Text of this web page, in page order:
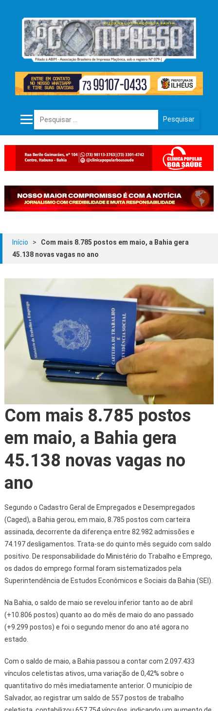
Pesquisar por:
Início >
Com mais 8.785 postos em maio, a Bahia gera
45.138 novas vagas no ano
Com mais 8.785 postos
em maio, a Bahia gera
45.138 novas vagas no
ano
Segundo o Cadastro Geral de Empregados e Desempregados
(Caged), a Bahia gerou, em maio, 8.785 postos com carteira
assinada, decorrente da diferença entre 82.982 admissões e
74.197 desligamentos. Trata-se do quinto mês seguido com saldo
positivo. De responsabilidade do Ministério do Trabalho e Emprego,
os dados do emprego formal foram sistematizados pela
Superintendência de Estudos Econômicos e Sociais da Bahia (SEI).
Na Bahia, o saldo de maio se revelou inferior tanto ao de abril
(+10.806 postos) quanto ao do mês de maio do ano passado
(+9.299 postos) e foi o segundo menor do ano até agora no
estado.
Com o saldo de maio, a Bahia passou a contar com 2.097.433
vínculos celetistas ativos, uma variação de 0,42% sobre o
quantitativo do mês imediatamente anterior. O município de
Salvador, ao registrar um saldo de 557 postos de trabalho